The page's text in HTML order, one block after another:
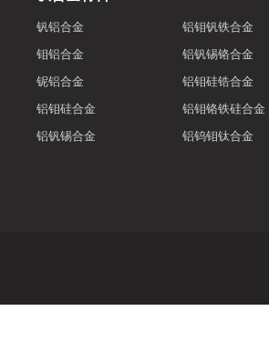
钒铝合金
铝钼钒铁合金
钼铝合金
铝钒锡铬合金
铌铝合金
铝钼硅锆合金
铝钼硅合金
铝钼铬铁硅合金
铝钒锡合金
铝钨钼钛合金